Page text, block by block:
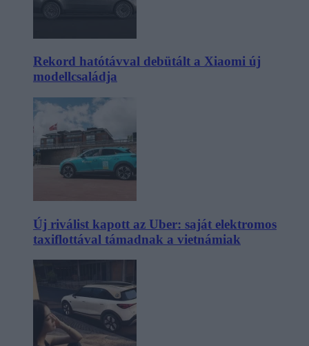
Rekord hatótávval debütált a Xiaomi új
modellcsaládja
Új riválist kapott az Uber: saját elektromos
taxiflottával támadnak a vietnámiak